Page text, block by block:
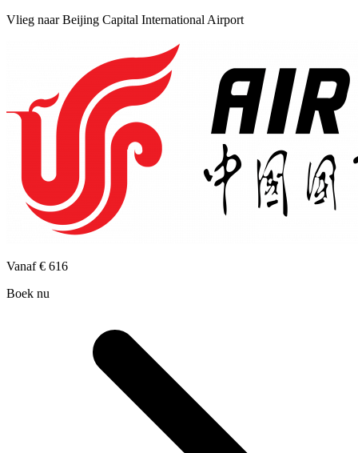
Vlieg naar Beijing Capital International Airport
Vanaf€ 616
Boek nu